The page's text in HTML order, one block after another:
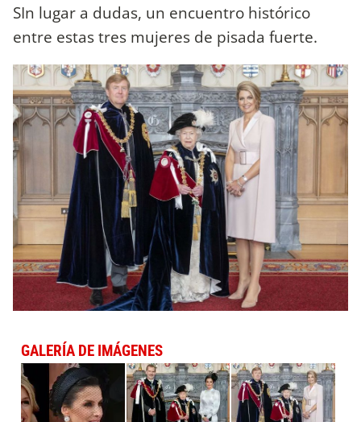
SIn lugar a dudas, un encuentro histórico
entre estas tres mujeres de pisada fuerte.
GALERÍA DE IMÁGENES